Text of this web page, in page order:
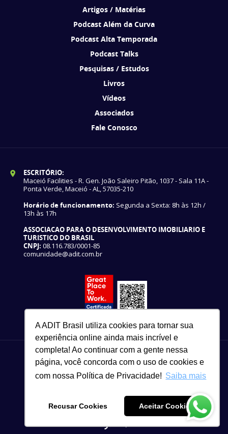
A ADIT Brasil utiliza cookies para tornar sua
experiência online ainda mais incrível e
completa! Ao continuar com a gente nessa
página, você concorda com o uso de cookies e
com nossa Política de Privacidade! Saiba mais
Recusar Cookies Aceitar Cookies
Artigos / Matérias
Podcast Além da Curva
Podcast Alta Temporada
Podcast Talks
Pesquisas / Estudos
Livros
Vídeos
Associados
Fale Conosco
ESCRITÓRIO:
Maceió Facilities - R. Gen. João Saleiro Pitão, 1037 - Sala 11A -
Ponta Verde, Maceió - AL, 57035-210
Horário de funcionamento: Segunda a Sexta: 8h às 12h /
13h às 17h
ASSOCIACAO PARA O DESENVOLVIMENTO IMOBILIARIO E
TURISTICO DO BRASIL
CNPJ: 08.116.783/0001-85
comunidade@adit.com.br
Copyright © 2021